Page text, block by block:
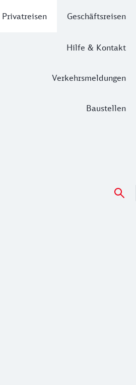
Privatreisen Geschäftsreisen
Hilfe & Kontakt
Verkehrsmeldungen
Baustellen